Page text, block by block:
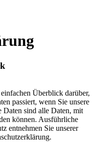
Überblick darüber,
passiert, wenn Sie unsere
Daten sind alle Daten, mit
können. Ausführliche
entnehmen Sie unserer